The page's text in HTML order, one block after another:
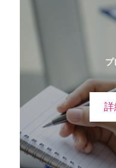
プ
詳